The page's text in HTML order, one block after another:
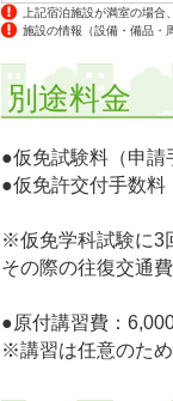
上記宿泊施設が満室の場合
施設の情報（設備・備品・
別途料金
●仮免試験料（申請
●仮免許交付手数料
※仮免学科試験に3
その際の往復交通
●原付講習費：
※講習は任意のため